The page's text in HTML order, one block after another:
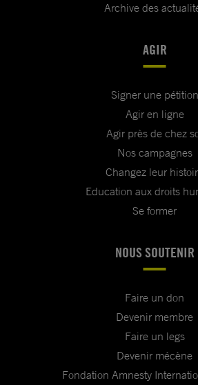
Archive des
AGIR
Signer une pétition
Agir en ligne
Agir près de chez
Nos campagnes
Changez leur
Education aux droits
Se former
NOUS SOUTENIR
Faire un don
Devenir membre
Faire un legs
Devenir mécène
Fondation Amnesty